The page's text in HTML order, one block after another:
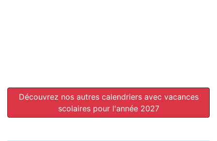
Découvrez nos autres calendriers avec vacances
scolaires pour l'année 2027